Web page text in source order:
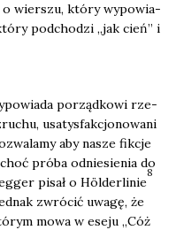
o wier­szu, któ­ry wypo­wia­
pod­cho­dzi „jak cień” i
porząd­ko­wi rze­
usa­tys­fak­cjo­no­wa­ni
aby nasze fik­cje
pró­ba odnie­sie­nia do
pisał o Höl­der­li­nie
8
zwró­cić uwa­gę, że
mowa w ese­ju „Cóż